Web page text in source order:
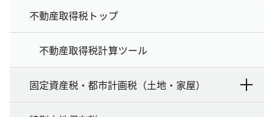
不動産取得税トップ
不動産取得税計算ツール
固定資産税・都市計画税（土地・家屋）